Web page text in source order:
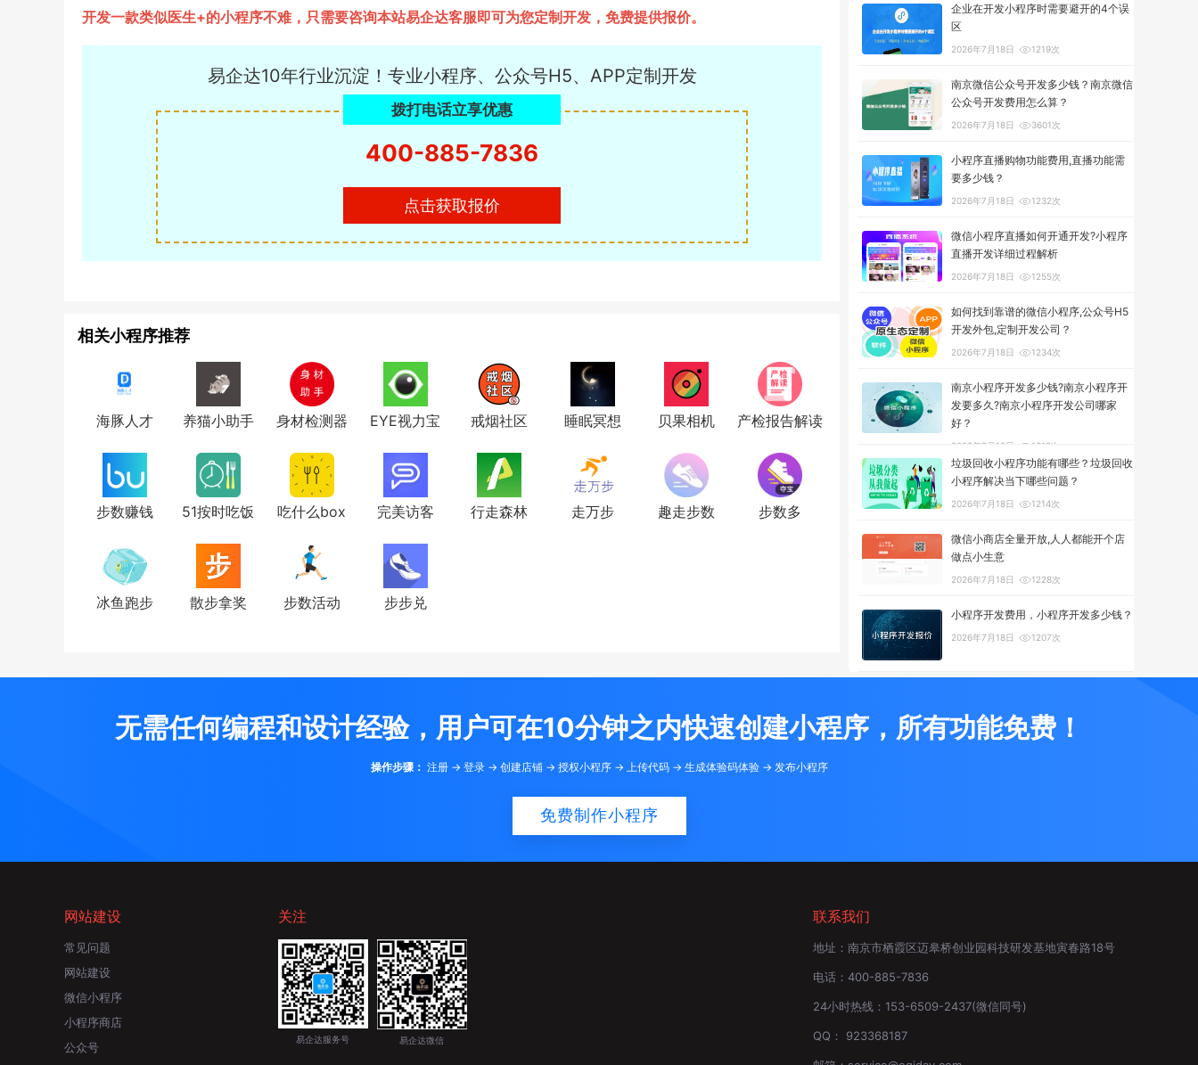
开发一款类似医生+的小程序不难，只需要咨询本站易企达客服即可为您定制开发，免费提供报价。
易企达10年行业沉淀！专业小程序、公众号H5、APP定制开发
拨打电话立享优惠
400-885-7836
点击获取报价
相关小程序推荐
海豚人才 养猫小助手 身材检测器 EYE视力宝 戒烟社区 睡眠冥想 贝果相机 产检报告解读
步数赚钱 51按时吃饭 吃什么box 完美访客 行走森林 走万步 趣走步数 步数多
冰鱼跑步 散步拿奖 步数活动 步步兑
企业在开发小程序时需要避开的4个误
区
2026年7月18日 1219次
南京微信公众号开发多少钱？南京微信
公众号开发费用怎么算？
2026年7月18日 3601次
小程序直播购物功能费用,直播功能需
要多少钱？
2026年7月18日 1232次
微信小程序直播如何开通开发?小程序
直播开发详细过程解析
2026年7月18日 1255次
如何找到靠谱的微信小程序,公众号H5
开发外包,定制开发公司？
2026年7月18日 1234次
南京小程序开发多少钱?南京小程序开
发要多久?南京小程序开发公司哪家
好？
2026年7月18日 1318次
垃圾回收小程序功能有哪些？垃圾回收
小程序解决当下哪些问题？
2026年7月18日 1214次
微信小商店全量开放,人人都能开个店
做点小生意
2026年7月18日 1228次
小程序开发费用，小程序开发多少钱？
2026年7月18日 1207次
无需任何编程和设计经验，用户可在10分钟之内快速创建小程序，所有功能免费！
操作步骤： 注册 -> 登录 -> 创建店铺 -> 授权小程序 -> 上传代码 -> 生成体验码体验 -> 发布小程序
免费制作小程序
网站建设
常见问题
网站建设
微信小程序
小程序商店
公众号
关注
易企达服务号 易企达微信
联系我们
地址： 南京市栖霞区迈皋桥创业园科技研发基地寅春路18号
电话： 400-885-7836
24小时热线： 153-6509-2437(微信同号)
QQ： 923368187